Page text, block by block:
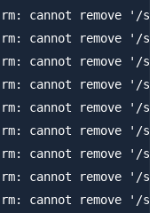
cannot remove
cannot remove '/
cannot remove
cannot remove '/
rm: cannot remove
rm: cannot remove
rm: cannot remove
cannot remove
rm: cannot remove